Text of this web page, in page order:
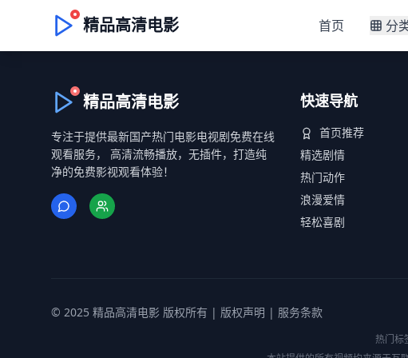
精品高清电影 首页 分
精品高清电影
专注于提供最新国产热门电影电视剧免费在线
观看服务， 高清流畅播放，无插件，打造纯
净的免费影视观看体验！
快速导航
首页推荐
精选剧情
热门动作
浪漫爱情
轻松喜剧
© 2025 精品高清电影 版权所有 | 版权声明 | 服务条款
热门标